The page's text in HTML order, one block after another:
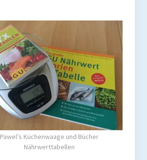
Pawel’s Küchenwaage und Bücher
Nährwerttabellen